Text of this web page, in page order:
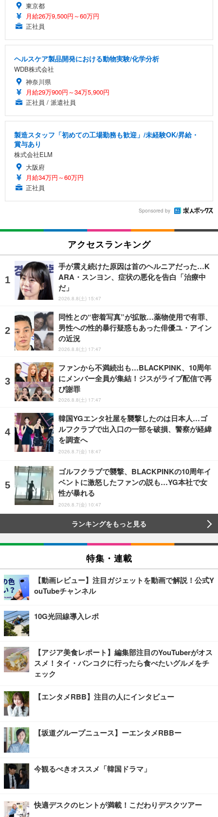
東京都
月給26万9,500円～60万円
正社員
ヘルスケア製品開発における動物実験/化学分析
WDB株式会社
神奈川県
月給29万900円～34万5,900円
正社員 / 派遣社員
製造スタッフ「初めての工場勤務も歓迎」/未経験OK/昇給・
賞与あり
株式会社ELM
大阪府
月給34万円～60万円
正社員
Sponsored by
アクセスランキング
手が震え続けた原因は首のヘルニアだった…K
ARA・スンヨン、症状の悪化を告白「治療中
だ」
2026.8.8(土) 15:47
同性との“密着写真”が拡散…薬物使用で有罪、
男性への性的暴行疑惑もあった俳優ユ・アイン
の近況
2026.8.8(土) 17:47
ファンから不満続出も…BLACKPINK、10周年
にメンバー全員が集結！ジスがライブ配信で再
び謝罪
2026.8.8(土) 17:47
韓国YGエンタ社屋を襲撃したのは日本人…ゴ
ルフクラブで出入口の一部を破損、警察が経緯
を調査へ
2026.8.7(金) 18:47
ゴルフクラブで襲撃、BLACKPINKの10周年イ
ベントに激怒したファンの説も…YG本社で女
性が暴れる
2026.8.7(金) 10:47
ランキングをもっと見る
特集・連載
【動画レビュー】注目ガジェットを動画で解説！公式Y
ouTubeチャンネル
10G光回線導入レポ
【アジア美食レポート】編集部注目のYouTuberがオス
スメ！タイ・バンコクに行ったら食べたいグルメをチ
ェック
【エンタメRBB】注目の人にインタビュー
【坂道グループニュース】ーエンタメRBBー
今観るべきオススメ「韓国ドラマ」
快適デスクのヒントが満載！こだわりデスクツアー